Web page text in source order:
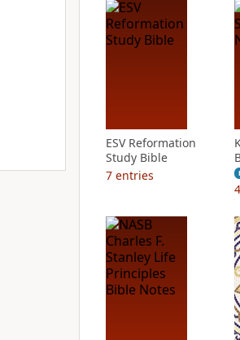
ESV Reformation
Study Bible
7 entries
4